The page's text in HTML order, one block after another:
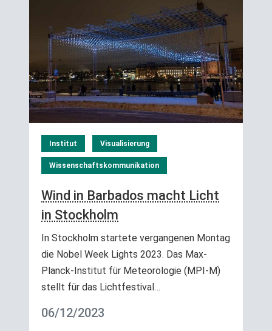
Institut Visualisierung
Wissenschaftskommunikation
Wind in Barbados macht Licht
in Stockholm
In Stockholm startete vergangenen Montag
die Nobel Week Lights 2023. Das Max-
Planck-Institut für Meteorologie (MPI-M)
stellt für das Lichtfestival…
06/12/2023